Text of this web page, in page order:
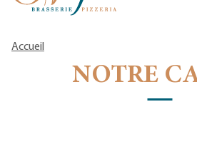
Accueil
NOTRE